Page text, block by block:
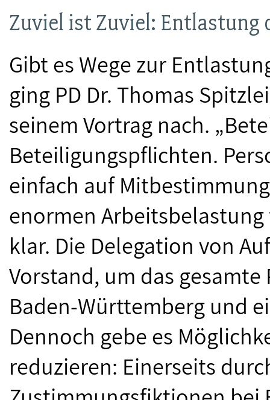
Zuviel ist Zuviel: Entlastung
Gibt es Wege zur
ging PD Dr. Thomas
seinem Vortrag nach.
Beteiligungspflichten.
einfach auf
enormen
klar. Die Delegation von
Vorstand, um das
Baden-Württemberg und
Dennoch gebe es
reduzieren: Einerseits